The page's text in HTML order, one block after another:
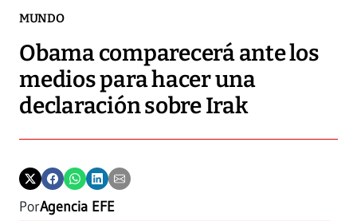
MUNDO
Obama comparecerá ante los
medios para hacer una
declaración sobre Irak
PorAgencia EFE